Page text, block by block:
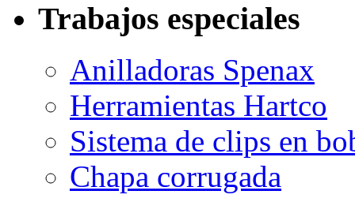
Trabajos especiales
Anilladoras Spenax
Herramientas Hartco
Sistema de clips en
Chapa corrugada